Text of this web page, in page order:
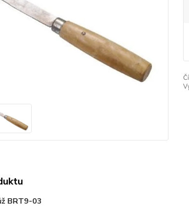
BRT9-03